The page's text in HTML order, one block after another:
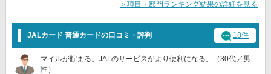
＞項目・部門ランキング結果の詳細を見る
JALカード 普通カードの口コミ・評判 18件
マイルが貯まる。JALのサービスがより便利になる。（30代／男
性）